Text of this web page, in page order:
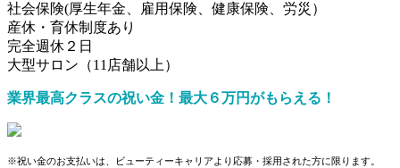
社会保険(厚生年金、雇用保険、健康保険、労災）
産休・育休制度あり
完全週休２日
大型サロン（11店舗以上）
業界最高クラスの祝い金！最大６万円がもらえる！
※祝い金のお支払いは、ビューティーキャリアより応募・採用された方に限ります。